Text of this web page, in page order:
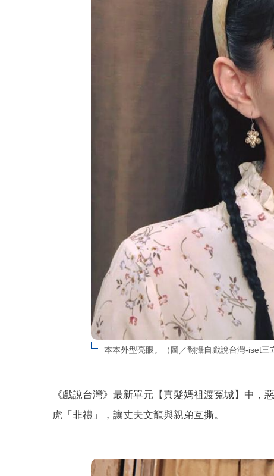
本本外型亮眼。（圖／翻攝自戲說台灣-iset三
《戲說台灣》最新單元【真髮媽祖渡冤城】中
虎「非禮」，讓丈夫文龍與親弟互撕。